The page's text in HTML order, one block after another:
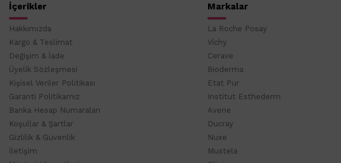
İçerikler
Hakkımızda
Kargo & Teslimat
Değişim & İade
Üyelik Sözleşmesi
Kişisel Veriler Politikası
Garanti Politikamız
Banka Hesap Numaraları
Koşullar & Şartlar
Gizlilik & Güvenlik
İletişim
Markalar
La Roche Posay
Vichy
Cerave
Bioderma
Etat Pur
Institut Esthederm
Avene
Ducray
Nuxe
Mustela